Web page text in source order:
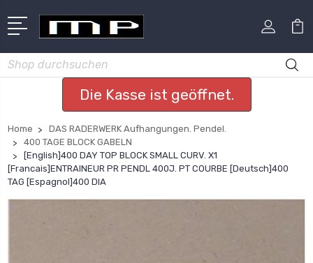
Suchen
Die Kasse ist geöffnet.
Home
DAS RADERWERK Aufhangungen. Pendel.
400 TAGE BLOCK GABELN
[English]400 DAY TOP BLOCK SMALL CURV. X1
[Francais]ENTRAINEUR PR PENDL 400J. PT COURBE [Deutsch]400
TAG [Espagnol]400 DIA